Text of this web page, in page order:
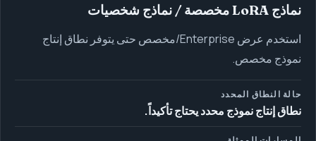
نماذج LoRA مخصصة / نماذج شخصيات
استخدم عرض Enterprise/مخصص حتى يتوفر نطاق إنتاج
نموذج مخصص.
حالة النطاق المحدد
نطاق إنتاج نموذج محدد يحتاج تأكيداً.